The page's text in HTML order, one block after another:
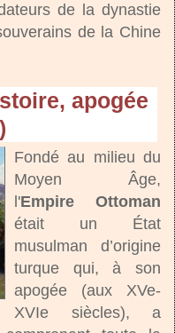
de la dynastie
de la Chine
apogée
Fondé au milieu du
Moyen Âge,
l'Empire Ottoman
était un État
musulman d’origine
turque qui, à son
apogée (aux XVe-
XVIe siècles), a